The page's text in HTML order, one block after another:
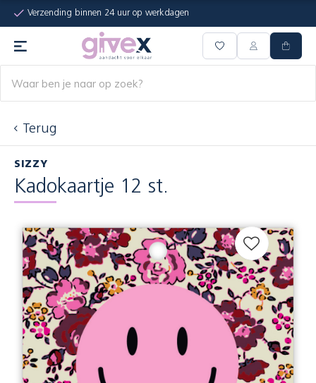
Verzending binnen 24 uur op werkdagen
Terug
SIZZY
Kadokaartje 12 st.